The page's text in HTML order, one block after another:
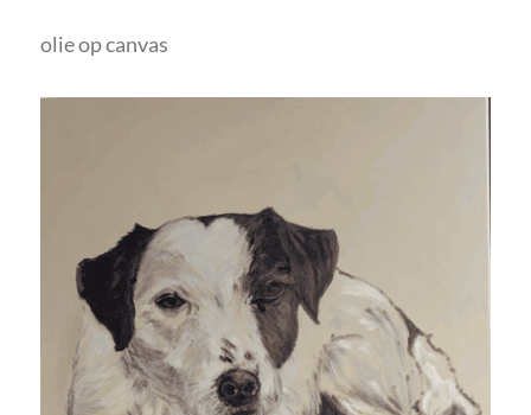
olie op canvas